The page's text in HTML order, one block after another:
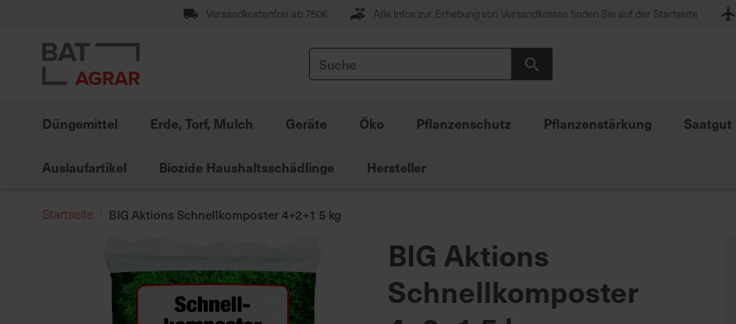
springen
Versandkostenfrei ab 750€ Alle Infos zur Erhebung von Versandkosten finden Sie auf der Startseite
Suche
Düngemittel Erde, Torf, Mulch Geräte Öko Pflanzenschutz Pflanzenstärkung Saatgut
Auslaufartikel Biozide Haushaltsschädlinge Hersteller
Startseite BIG Aktions Schnellkomposter 4+2+1 5 kg
BIG Aktions
Schnellkomposter